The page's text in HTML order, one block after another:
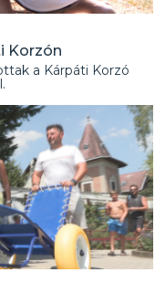
Korzón
a Kárpáti Korzó